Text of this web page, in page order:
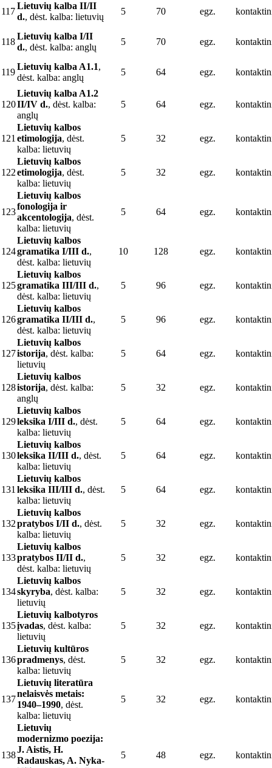
117
Lietuvių kalba II/II
d., dėst. kalba: lietuvių
5 70 egz.
118
Lietuvių kalba I/II
d., dėst. kalba: anglų
5 70 egz.
119
Lietuvių kalba A1.1,
dėst. kalba: anglų
5 64 egz.
120
Lietuvių kalba A1.2
II/IV d., dėst. kalba:
anglų
5 64 egz.
121
Lietuvių kalbos
etimologija, dėst.
kalba: lietuvių
5 32 egz.
122
Lietuvių kalbos
etimologija, dėst.
kalba: lietuvių
5 32 egz.
123
Lietuvių kalbos
fonologija ir
akcentologija, dėst.
kalba: lietuvių
5 64 egz.
124
Lietuvių kalbos
gramatika I/III d.,
dėst. kalba: lietuvių
10 128 egz.
125
Lietuvių kalbos
gramatika III/III d.,
dėst. kalba: lietuvių
5 96 egz.
126
Lietuvių kalbos
gramatika II/III d.,
dėst. kalba: lietuvių
5 96 egz.
127
Lietuvių kalbos
istorija, dėst. kalba:
lietuvių
5 64 egz.
128
Lietuvių kalbos
istorija, dėst. kalba:
anglų
5 32 egz.
129
Lietuvių kalbos
leksika I/III d., dėst.
kalba: lietuvių
5 64 egz.
130
Lietuvių kalbos
leksika II/III d., dėst.
kalba: lietuvių
5 64 egz.
131
Lietuvių kalbos
leksika III/III d., dėst.
kalba: lietuvių
5 64 egz.
132
Lietuvių kalbos
pratybos I/II d., dėst.
kalba: lietuvių
5 32 egz.
133
Lietuvių kalbos
pratybos II/II d.,
dėst. kalba: lietuvių
5 32 egz.
134
Lietuvių kalbos
skyryba, dėst. kalba:
lietuvių
5 32 egz.
135
Lietuvių kalbotyros
įvadas, dėst. kalba:
lietuvių
5 32 egz.
136
Lietuvių kultūros
pradmenys, dėst.
kalba: lietuvių
5 32 egz.
137
Lietuvių literatūra
nelaisvės metais:
1940–1990, dėst.
kalba: lietuvių
5 32 egz.
138
Lietuvių
modernizmo poezija:
J. Aistis, H.
Radauskas, A. Nyka-
5 48 egz.